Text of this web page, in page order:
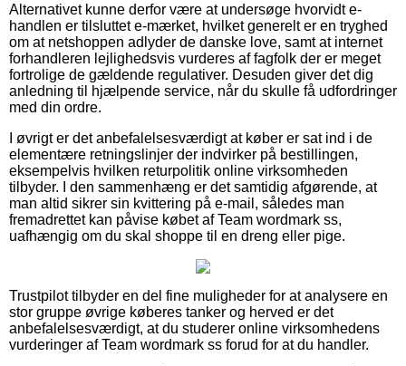
Alternativet kunne derfor være at undersøge hvorvidt e-
handlen er tilsluttet e-mærket, hvilket generelt er en tryghed
om at netshoppen adlyder de danske love, samt at internet
forhandleren lejlighedsvis vurderes af fagfolk der er meget
fortrolige de gældende regulativer. Desuden giver det dig
anledning til hjælpende service, når du skulle få udfordringer
med din ordre.
I øvrigt er det anbefalelsesværdigt at køber er sat ind i de
elementære retningslinjer der indvirker på bestillingen,
eksempelvis hvilken returpolitik online virksomheden
tilbyder. I den sammenhæng er det samtidig afgørende, at
man altid sikrer sin kvittering på e-mail, således man
fremadrettet kan påvise købet af Team wordmark ss,
uafhængig om du skal shoppe til en dreng eller pige.
Trustpilot tilbyder en del fine muligheder for at analysere en
stor gruppe øvrige køberes tanker og herved er det
anbefalelsesværdigt, at du studerer online virksomhedens
vurderinger af Team wordmark ss forud for at du handler.